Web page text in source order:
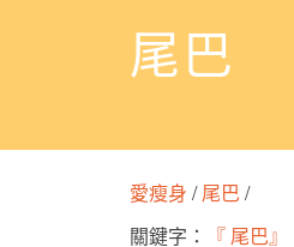
尾巴
愛瘦身 /尾巴 /
關鍵字：
『 尾巴』